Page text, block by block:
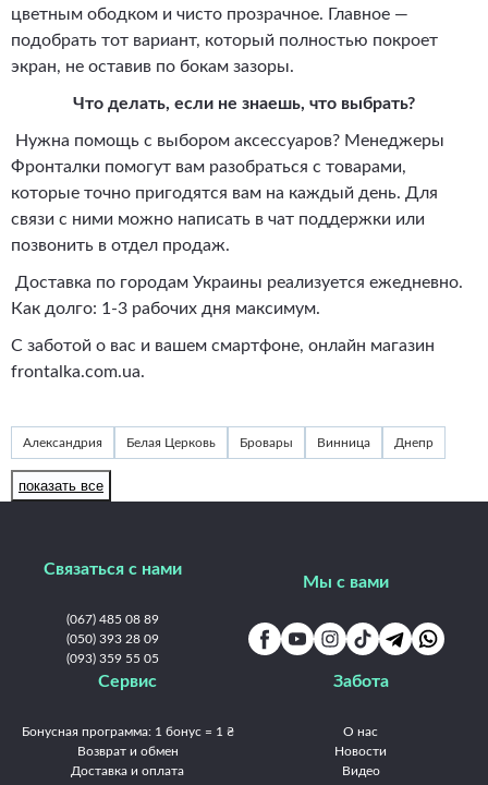
цветным ободком и чисто прозрачное. Главное —
подобрать тот вариант, который полностью покроет
экран, не оставив по бокам зазоры.
Что делать, если не знаешь, что выбрать?
Нужна помощь с выбором аксессуаров? Менеджеры
Фронталки помогут вам разобраться с товарами,
которые точно пригодятся вам на каждый день. Для
связи с ними можно написать в чат поддержки или
позвонить в отдел продаж.
Доставка по городам Украины реализуется ежедневно.
Как долго: 1-3 рабочих дня максимум.
С заботой о вас и вашем смартфоне, онлайн магазин
frontalka.com.ua.
Александрия Белая Церковь Бровары Винница Днепр
Житомир Запорожье
Мукачево Николаев Одесса
Харьков Херсон Хмельницкий Черкассы
показать все
Связаться с нами
(067) 485 08 89
(050) 393 28 09
(093) 359 55 05
Мы с вами
Сервис
Бонусная программа: 1 бонус = 1 ₴
Возврат и обмен
Доставка и оплата
Забота
О нас
Новости
Видео